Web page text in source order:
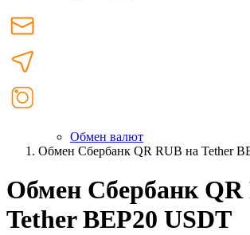
Обмен валют
Обмен Сбербанк QR RUB на Tether
Обмен Сбербанк QR
Tether BEP20 USDT